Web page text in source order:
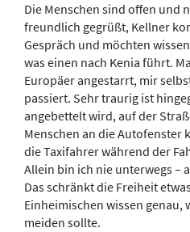
Die Menschen sind offen und
freundlich gegrüßt, Kellner
Gespräch und möchten
was einen nach Kenia führt.
Europäer angestarrt, mir
passiert. Sehr traurig ist
angebettelt wird, auf der
Menschen an die Autofenster
die Taxifahrer während der
Allein bin ich nie unterwegs –
Das schränkt die Freiheit
Einheimischen wissen genau,
meiden sollte.